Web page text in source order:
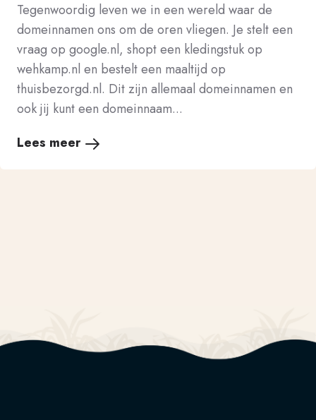
Tegenwoordig leven we in een wereld waar de
domeinnamen ons om de oren vliegen. Je stelt een
vraag op google.nl, shopt een kledingstuk op
wehkamp.nl en bestelt een maaltijd op
thuisbezorgd.nl. Dit zijn allemaal domeinnamen en
ook jij kunt een domeinnaam...
Lees meer